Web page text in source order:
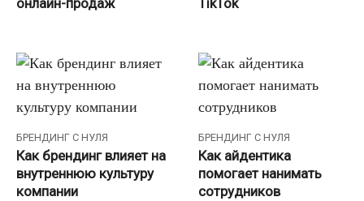
БРЕНДИНГ С НУЛЯ
Как брендинг влияет на
внутреннюю культуру
компании
БРЕНДИНГ С НУЛЯ
Как айдентика
помогает нанимать
сотрудников